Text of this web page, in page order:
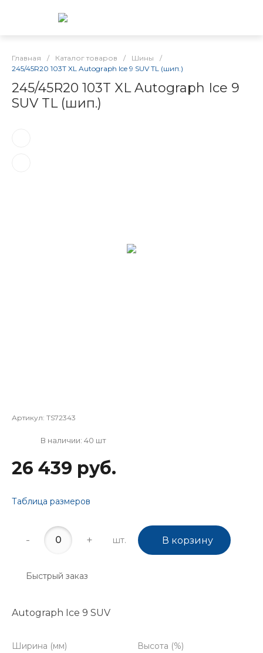
Главная / Каталог товаров / Шины
/
245/45R20 103T XL Autograph Ice 9 SUV TL (шип.)
245/45R20 103T XL Autograph Ice 9
SUV TL (шип.)
Артикул: TS72343
В наличии: 40 шт
26 439 руб.
Таблица размеров
- + шт. В корзину
Быстрый заказ
Autograph Ice 9 SUV
Ширина (мм)
Высота (%)